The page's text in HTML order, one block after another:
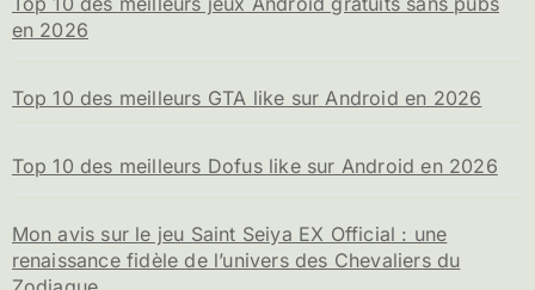
ren 2026
Top 10 des meilleurs GTA like sur Android en 2026
Top 10 des meilleurs Dofus like sur Android en 2026
Mon avis sur le jeu Saint Seiya EX Official : une
renaissance fidèle de l’univers des Chevaliers du